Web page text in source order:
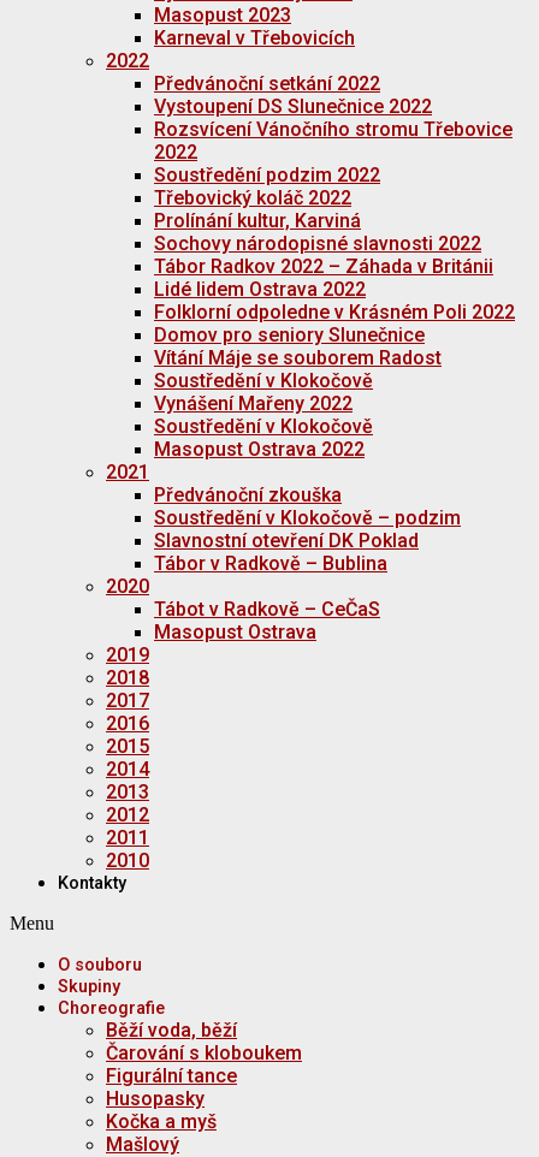
Masopust 2023
Karneval v Třebovicích
2022
Předvánoční setkání 2022
Vystoupení DS Slunečnice 2022
Rozsvícení Vánočního stromu Třebovice
2022
Soustředění podzim 2022
Třebovický koláč 2022
Prolínání kultur, Karviná
Sochovy národopisné slavnosti 2022
Tábor Radkov 2022 – Záhada v Británii
Lidé lidem Ostrava 2022
Folklorní odpoledne v Krásném Poli 2022
Domov pro seniory Slunečnice
Vítání Máje se souborem Radost
Soustředění v Klokočově
Vynášení Mařeny 2022
Soustředění v Klokočově
Masopust Ostrava 2022
2021
Předvánoční zkouška
Soustředění v Klokočově – podzim
Slavnostní otevření DK Poklad
Tábor v Radkově – Bublina
2020
Tábot v Radkově – CeČaS
Masopust Ostrava
2019
2018
2017
2016
2015
2014
2013
2012
2011
2010
Kontakty
Menu
O souboru
Skupiny
Choreografie
Běží voda, běží
Čarování s kloboukem
Figurální tance
Husopasky
Kočka a myš
Mašlový